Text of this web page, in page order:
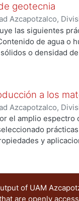
geotecnia
Azcapotzalco,
, 2001)
Fernando;
las siguientes
de agua o
o densidad
a los
Azcapotzalco,
,2008)Franco
el amplio espectro
y
of UAM
are openly